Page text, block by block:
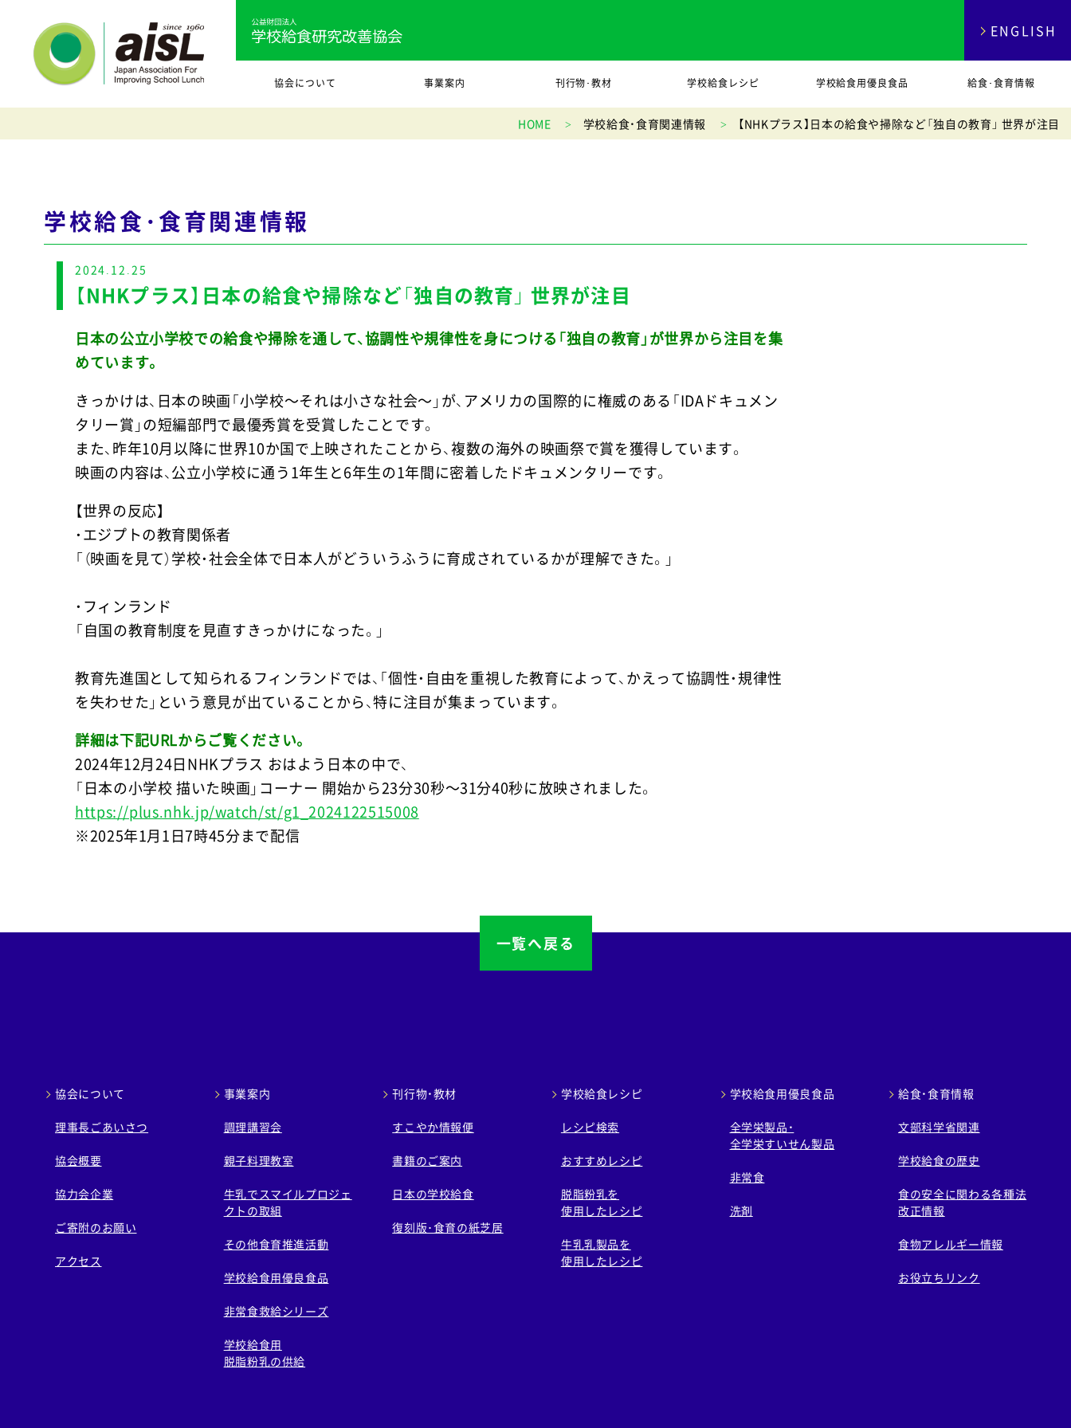
協会について 事業案内 刊行物･教材 学校給食レシピ 学校給食用優良食品 給食･食育情報
ENGLISH
HOME 学校給食・食育関連情報 【NHKプラス】日本の給食や掃除など「独自の教育」 世界が注目
学校給食・食育関連情報
2024.12.25
【NHKプラス】日本の給食や掃除など「独自の教育」 世界が注目
日本の公立小学校での給食や掃除を通して、協調性や規律性を身につける「独自の教育」が世界から注目を集
めています。
きっかけは、日本の映画「小学校～それは小さな社会～」が、アメリカの国際的に権威のある「IDAドキュメン
タリー賞」の短編部門で最優秀賞を受賞したことです。
また、昨年10月以降に世界10か国で上映されたことから、複数の海外の映画祭で賞を獲得しています。
映画の内容は、公立小学校に通う1年生と6年生の1年間に密着したドキュメンタリーです。
【世界の反応】
・エジプトの教育関係者
「（映画を見て）学校・社会全体で日本人がどういうふうに育成されているかが理解できた。」
・フィンランド
「自国の教育制度を見直すきっかけになった。」
教育先進国として知られるフィンランドでは、「個性・自由を重視した教育によって、かえって協調性・規律性
を失わせた」という意見が出ていることから、特に注目が集まっています。
詳細は下記URLからご覧ください。
2024年12月24日NHKプラス おはよう日本の中で、
「日本の小学校 描いた映画」コーナー 開始から23分30秒～31分40秒に放映されました。
https://plus.nhk.jp/watch/st/g1_2024122515008
※2025年1月1日7時45分まで配信
一覧へ戻る
協会について
理事長ごあいさつ
協会概要
協力会企業
ご寄附のお願い
アクセス
事業案内
調理講習会
親子料理教室
牛乳でスマイルプロジェ
クトの取組
その他食育推進活動
学校給食用優良食品
非常食救給シリーズ
学校給食用
脱脂粉乳の供給
刊行物・教材
すこやか情報便
書籍のご案内
日本の学校給食
復刻版･食育の紙芝居
学校給食レシピ
レシピ検索
おすすめレシピ
脱脂粉乳を
使用したレシピ
牛乳乳製品を
使用したレシピ
学校給食用優良食品
全学栄製品・
全学栄すいせん製品
非常食
洗剤
給食・食育情報
文部科学省関連
学校給食の歴史
食の安全に関わる各種法
改正情報
食物アレルギー情報
お役立ちリンク